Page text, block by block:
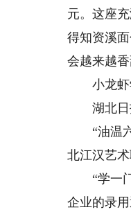
元。这座
得知资溪
会越来越香
小龙虾
湖北日
“油温六
北江汉艺
“学一门
企业的录